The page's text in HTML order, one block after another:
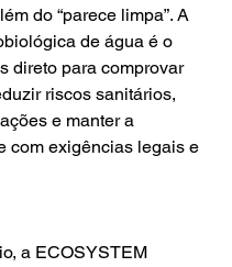
do “parece limpa”. A
de água é o
direto para comprovar
riscos sanitários,
e manter a
com exigências legais e
a ECOSYSTEM